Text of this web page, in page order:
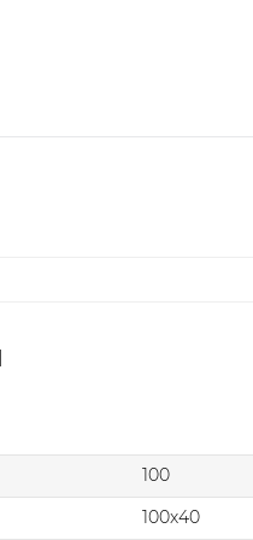
100
100x40